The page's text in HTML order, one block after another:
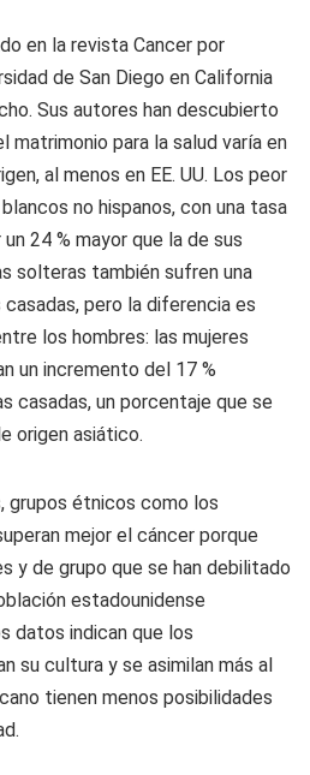
en la revista Cancer por
de San Diego en California
Sus autores han descubierto
para la salud varía en
al menos en EE. UU. Los peor
no hispanos, con una tasa
24 % mayor que la de sus
solteras también sufren una
pero la diferencia es
los hombres: las mujeres
un incremento del 17 %
casadas, un porcentaje que se
origen asiático.
grupos étnicos como los
mejor el cáncer porque
y de grupo que se han debilitado
estadounidense
datos indican que los
su cultura y se asimilan más al
tienen menos posibilidades